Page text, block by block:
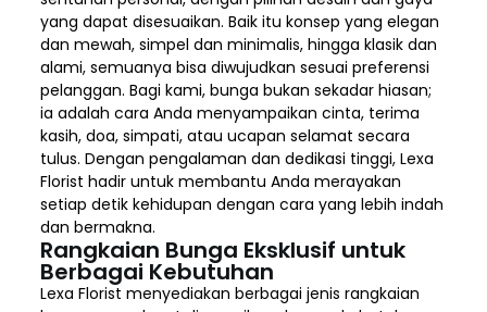
yang dapat disesuaikan. Baik itu konsep yang elegan
dan mewah, simpel dan minimalis, hingga klasik dan
alami, semuanya bisa diwujudkan sesuai preferensi
pelanggan. Bagi kami, bunga bukan sekadar hiasan;
ia adalah cara Anda menyampaikan cinta, terima
kasih, doa, simpati, atau ucapan selamat secara
tulus. Dengan pengalaman dan dedikasi tinggi, Lexa
Florist hadir untuk membantu Anda merayakan
setiap detik kehidupan dengan cara yang lebih indah
dan bermakna.
Rangkaian Bunga Eksklusif untuk
Berbagai Kebutuhan
Lexa Florist menyediakan berbagai jenis rangkaian